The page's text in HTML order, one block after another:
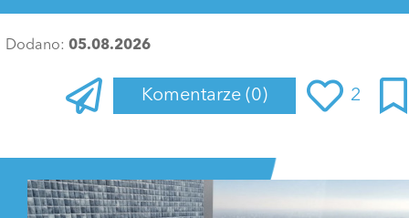
Dodano: 05.08.2026
Komentarze (0) 2